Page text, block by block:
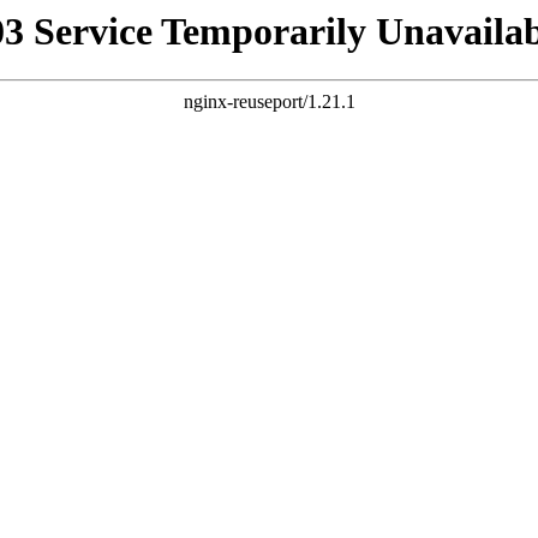
Service Temporarily
nginx-reuseport/1.21.1